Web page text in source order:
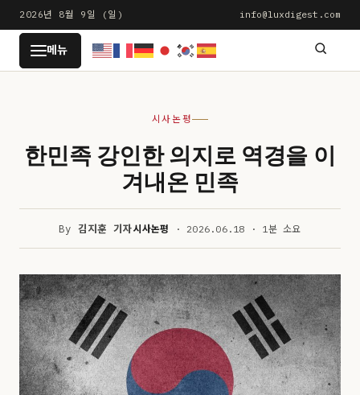
문
로
2026년 8월 9일 (일) info@luxdigest.com
LUXDIGEST
메뉴
시사논평
한민족 강인한 의지로 역경을 이
겨내온 민족
By김지훈 기자시사논평 · 2026.06.18 · 1분 소요